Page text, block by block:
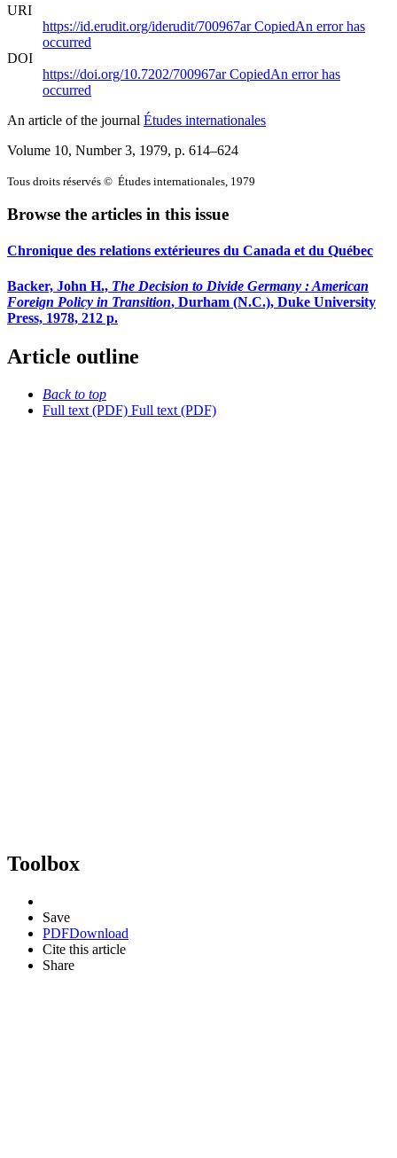
URI
https://id.erudit.org/iderudit/700967arCopiedAn error has
occurred
DOI
https://doi.org/10.7202/700967arCopiedAn error has
occurred
An article of the journal Études internationales
Volume 10, Number 3, 1979, p. 614–624
Tous droits réservés © Études internationales, 1979
Browse the articles in this issue
Chronique des relations extérieures du Canada et du Québec
Backer, John H., The Decision to Divide Germany : American
Foreign Policy in Transition, Durham (N.C.), Duke University
Press, 1978, 212 p.
Article outline
Back to top
Full text (PDF) Full text (PDF)
Toolbox
Save
PDFDownload
Cite this article
Share